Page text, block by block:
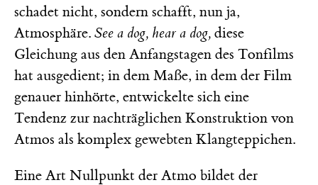
schadet nicht, sondern schafft, nun ja,
Atmosphäre. See a dog, hear a dog, diese
Gleichung aus den Anfangstagen des Tonfilms
hat ausgedient; in dem Maße, in dem der Film
genauer hinhörte, entwickelte sich eine
Tendenz zur nachträglichen Konstruktion von
Atmos als komplex gewebten Klangteppichen.
Eine Art Nullpunkt der Atmo bildet der